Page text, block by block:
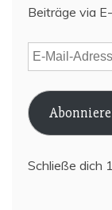
Beiträge via
E-
Mail-
Adresse
Schließe dich